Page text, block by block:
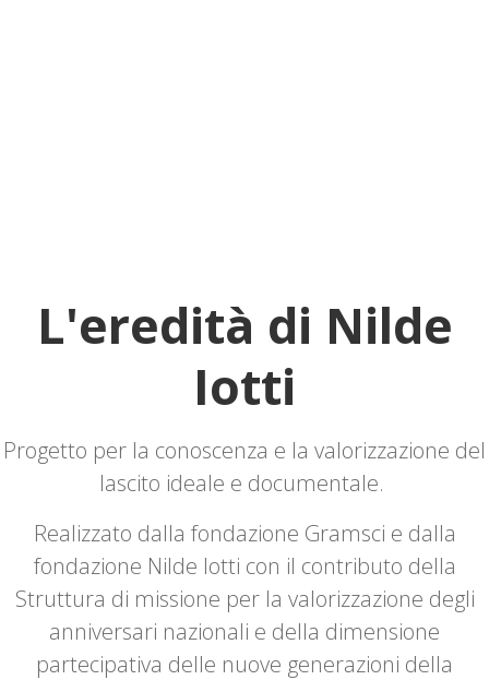
L'eredità di Nilde
Iotti
Progetto per la conoscenza e la valorizzazione del
lascito ideale e documentale.
Realizzato dalla fondazione Gramsci e dalla
fondazione Nilde Iotti con il contributo della
Struttura di missione per la valorizzazione degli
anniversari nazionali e della dimensione
partecipativa delle nuove generazioni della